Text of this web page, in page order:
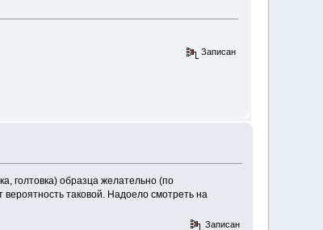
Записан
голтовка) образца желательно (по
таковой. Надоело смотреть на
Записан